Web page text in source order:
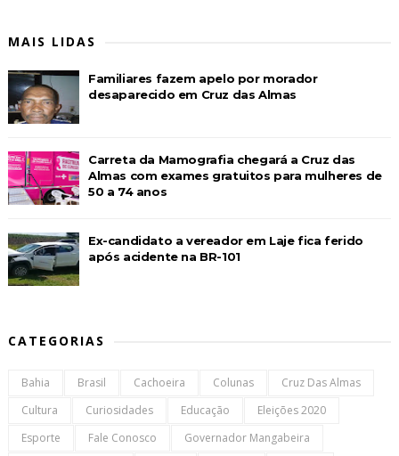
MAIS LIDAS
Familiares fazem apelo por morador
desaparecido em Cruz das Almas
Carreta da Mamografia chegará a Cruz das
Almas com exames gratuitos para mulheres de
50 a 74 anos
Ex-candidato a vereador em Laje fica ferido
após acidente na BR-101
CATEGORIAS
Bahia Brasil Cachoeira Colunas
Cruz Das Almas
Cultura
Curiosidades Educação
Eleições 2020
Esporte
Fale Conosco
Governador Mangabeira